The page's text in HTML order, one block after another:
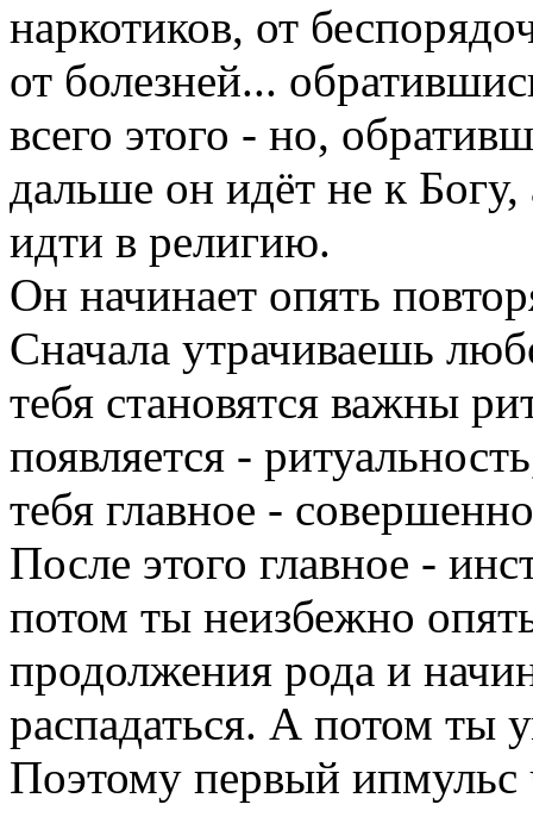
наркотиков, от
от болезней...
всего этого - но,
дальше он идёт не к
идти в религию.
Он начинает опять
Сначала утрачиваешь
тебя становятся важны
появляется -
тебя главное -
После этого главное -
потом ты неизбежно
продолжения рода и
распадаться. А потом ты
Поэтому первый